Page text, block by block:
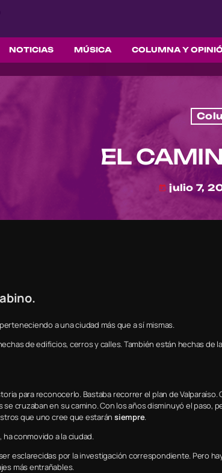
NOTICIAS MÚSICA COLUMNA Y
EL
today julio 7,
a una ciudad más que a sí mismas.
de edificios, cerros y calles. También están hechas de
para reconocerlo. Bastaba recorrer el plan de Valparaíso.
cruzaban en su camino. Con los años disminuyó el paso,
que uno cree que estaránsiempre.
conmovido a la ciudad.
esclarecidas por la investigación correspondiente. Pero
más entrañables.